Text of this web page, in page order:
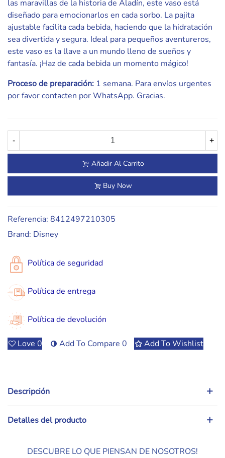
las maravillas de la historia de Aladín, este vaso está
diseñado para emocionarlos en cada sorbo. La pajita
ajustable facilita cada bebida, haciendo que la hidratación
sea divertida y segura. Ideal para pequeños aventureros,
este vaso es la llave a un mundo lleno de sueños y
fantasía. ¡Haz de cada bebida un momento mágico!
Proceso de preparación: 1 semana. Para envíos urgentes
por favor contacten por WhatsApp. Gracias.
- +
Añadir Al Carrito
Buy Now
Referencia: 8412497210305
Brand: Disney
Política de seguridad
Política de entrega
Política de devolución
Love 0 Add To Compare 0 Add To Wishlist
Descripción
Detalles del producto
DESCUBRE LO QUE PIENSAN DE NOSOTROS!